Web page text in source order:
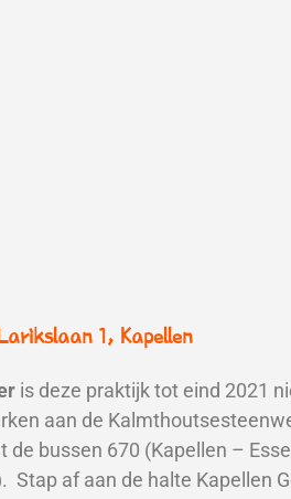
1, Kapellen
is deze praktijk tot eind 2021
aan de
de bussen 670 (Kapellen –
Stap af aan de halte Kapellen